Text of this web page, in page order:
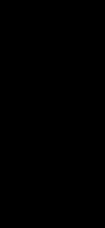
Erfolg von
konnte.
gelungenen